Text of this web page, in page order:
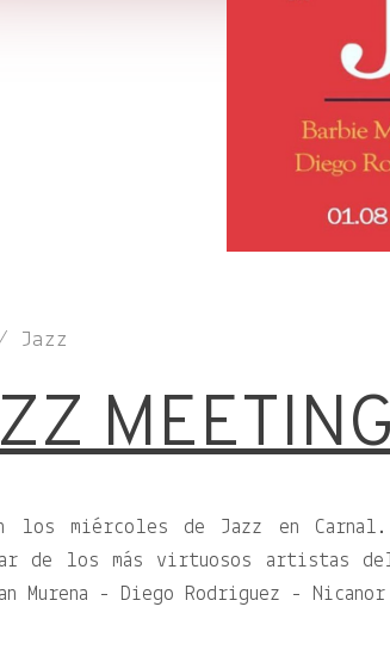
Jazz
los miércoles de Jazz en
de los más virtuosos artistas del
Murena - Diego Rodriguez - Nicanor